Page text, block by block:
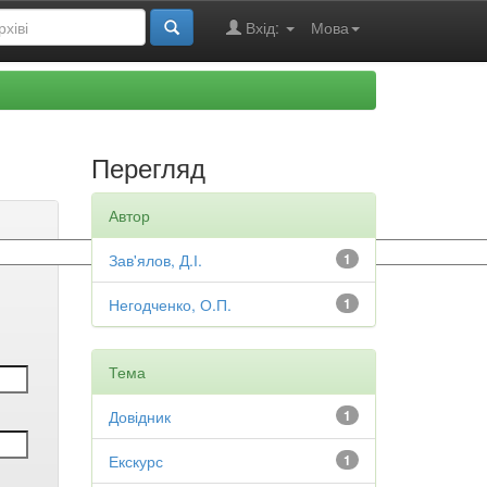
Мова
Вхід:
Перегляд
Автор
1
Зав'ялов, Д.І.
1
Негодченко, О.П.
Тема
1
Довідник
1
Екскурс